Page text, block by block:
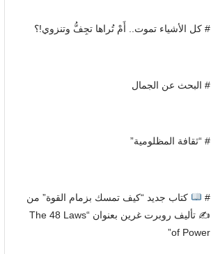
# كل الأشياء تموت.. أَمْ تُراها تجِفُّ وتنزوي!؟
# البحث عن الجمال
# “ثقافة المظلومية”
#
كتاب جديد “كيف تمسك بزمام القوة” من
✍
تأليف روبرت غرين بعنوان “The 48 Laws
of Power”